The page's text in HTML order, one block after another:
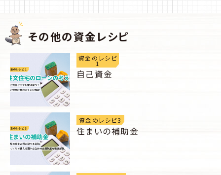
その他の資金レシピ
資金のレシピ
1
自己資金
資金のレシピ3
住まいの補助金